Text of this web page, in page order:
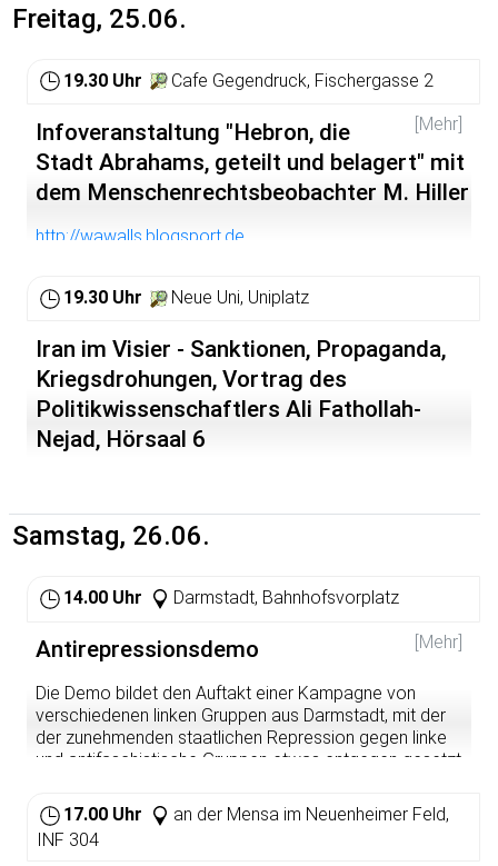
Beteiligung an den Räten aus? Teilten alle revolutionären
Anhänger die „gleiche Sehnsucht nach Befreiung von
Mann und Frau“ wie die prominente Vertreterin der
formulierte? In ihrem Vortrag wird die Historikerin Nadja
Bennewitz (M.A.) die Protagonistinnen der bayerischen
Revolution vorstellen und das weit reichende Spektrum
ihrer frauenpolitischen Aktivitäten aufzeigen sowie die
gleichberechtigte Teilhabe von Frauen erörtern.
Freitag, 25.06.
19.30 Uhr Cafe Gegendruck, Fischergasse 2
[Mehr]
Infoveranstaltung "Hebron, die
Stadt Abrahams, geteilt und belagert" mit
dem Menschenrechtsbeobachter M. Hiller
http://wawalls.blogsport.de
19.30 Uhr Neue Uni, Uniplatz
Iran im Visier - Sanktionen, Propaganda,
Kriegsdrohungen, Vortrag des
Politikwissenschaftlers Ali Fathollah-
Nejad, Hörsaal 6
Samstag, 26.06.
14.00 Uhr Darmstadt, Bahnhofsvorplatz
[Mehr]
Antirepressionsdemo
Die Demo bildet den Auftakt einer Kampagne von
verschiedenen linken Gruppen aus Darmstadt, mit der
der zunehmenden staatlichen Repression gegen linke
und antifaschistische Gruppen etwas entgegen gesetzt
Weitere Infos:
http://fightrepression.blogsport.de/
17.00 Uhr
an der Mensa im Neuenheimer Feld,
INF 304